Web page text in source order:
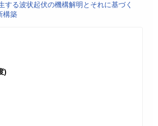
する波状起伏の機構解明とそれに基づく
構築
)